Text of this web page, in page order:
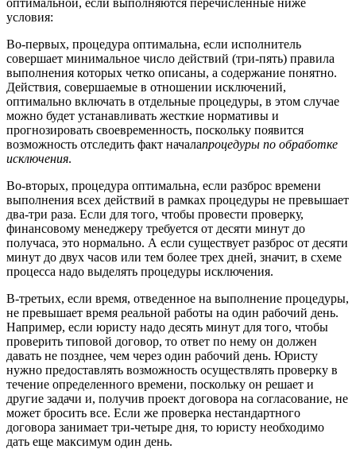
условия:
Во-первых, процедура оптимальна, если исполнитель
совершает минимальное число действий (три-пять) правила
выполнения которых четко описаны, а содержание понятно.
Действия, совершаемые в отношении исключений,
оптимально включать в отдельные процедуры, в этом случае
можно будет устанавливать жесткие нормативы и
прогнозировать своевременность, поскольку появится
возможность отследить факт началапроцедуры по обработке
исключения.
Во-вторых, процедура оптимальна, если разброс времени
выполнения всех действий в рамках процедуры не превышает
два-три раза. Если для того, чтобы провести проверку,
финансовому менеджеру требуется от десяти минут до
получаса, это нормально. А если существует разброс от десяти
минут до двух часов или тем более трех дней, значит, в схеме
процесса надо выделять процедуры исключения.
В-третьих, если время, отведенное на выполнение процедуры,
не превышает время реальной работы на один рабочий день.
Например, если юристу надо десять минут для того, чтобы
проверить типовой договор, то ответ по нему он должен
давать не позднее, чем через один рабочий день. Юристу
нужно предоставлять возможность осуществлять проверку в
течение определенного времени, поскольку он решает и
другие задачи и, получив проект договора на согласование, не
может бросить все. Если же проверка нестандартного
договора занимает три-четыре дня, то юристу необходимо
дать еще максимум один день.